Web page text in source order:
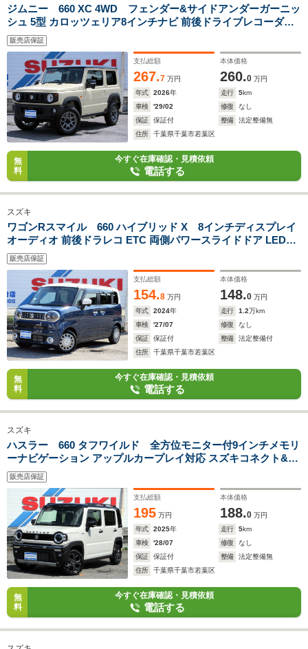
ジムニー 660 XC 4WD フェンダー&サイドアンダーガーニッ
シュ 5型 カロッツェリア8インチナビ 前後ドライブレコーダー
ETC ボディガラスコート
販売店保証
支払総額
267.7 万円
本体価格
260.0 万円
年式
2026年 走行 5km
車検
'29/02 修復
なし
保証
保証付 整備
法定整備無
住所
千葉県千葉市若葉区
無
料
今すぐ在庫確認・見積依頼
電話する
スズキ
ワゴンRスマイル 660 ハイブリッド X 8インチディスプレイ
オーディオ 前後ドラレコ ETC 両側パワースライドドア LEDヘ
ッドライト&フォグ
販売店保証
支払総額
154.8 万円
本体価格
148.0 万円
年式
2024年 走行 1.2万km
車検
'27/07 修復
なし
保証
保証付 整備
法定整備付
住所
千葉県千葉市若葉区
無
料
今すぐ在庫確認・見積依頼
電話する
スズキ
ハスラー 660 タフワイルド 全方位モニター付9インチメモリ
ーナビゲーション アップルカープレイ対応 スズキコネクト&セ
ーフティサポート
販売店保証
支払総額
195 万円
本体価格
188.0 万円
年式
2025年 走行 5km
車検
'28/07 修復
なし
保証
保証付 整備
法定整備無
住所
千葉県千葉市若葉区
無
料
今すぐ在庫確認・見積依頼
電話する